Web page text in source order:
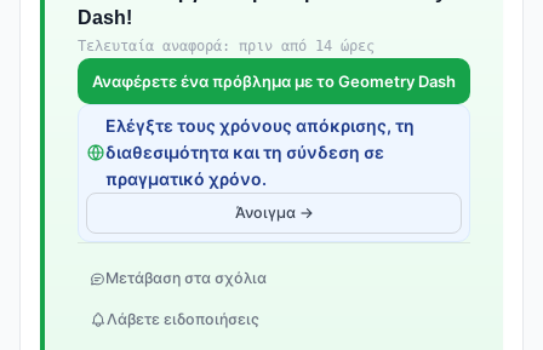
Dash!
Τελευταία αναφορά: πριν από 14 ώρες
Αναφέρετε ένα πρόβλημα με το Geometry Dash
Ελέγξτε τους χρόνους απόκρισης, τη
διαθεσιμότητα και τη σύνδεση σε
πραγματικό χρόνο.
Άνοιγμα →
Μετάβαση στα σχόλια
Λάβετε ειδοποιήσεις